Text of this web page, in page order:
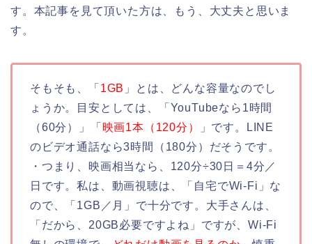
す。本記事を見て頂いた方は、もう、大丈夫と思いま
す。
そもそも、「 1GB 」とは、どんな容量なのでし
ょうか。目安としては、「YouTubeなら1時間
（60分）」「 映画1本（120分）
」です。LINE
のビデオ通話なら3時間（180分）だそうです。
・つまり、映画相当なら、120分÷30日＝4分／
日です。私は、動画視聴は、「自宅でWi-Fi」な
ので、「1GB／月」で十分です。大手さんは、
「だから、20GB必要ですよね」ですが、Wi-Fi